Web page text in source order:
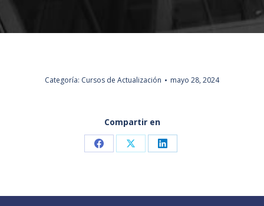
Categoría: Cursos de Actualización mayo 28, 2024
Compartir en
Share Share Share